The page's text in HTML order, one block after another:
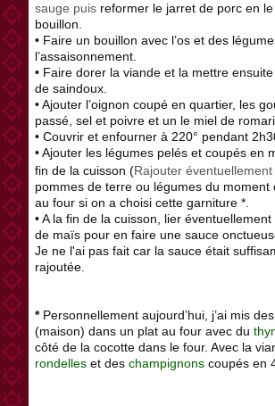
sauge puis reformer le jarret de porc en
bouillon.
• Faire un bouillon avec l’os et des
l’assaisonnement.
• Faire dorer la viande et la mettre
de saindoux.
• Ajouter l’oignon coupé en quartier, les
passé, sel et poivre et un le miel de
• Couvrir et enfourner à 220° pendant
• Ajouter les légumes pelés et coupés en
fin de la cuisson (Rajouter éventuellement
pommes de terre ou légumes du
au four si on a choisi cette garniture *.
• A la fin de la cuisson, lier
de maïs pour en faire une sauce
Je ne l'ai pas fait car la sauce était
rajoutée.
*Personnellement aujourd’hui, j’ai mis des
(maison) dans un plat au four avec du
côté de la cocotte dans le four. Avec la
rondelles et des champignons coupés en